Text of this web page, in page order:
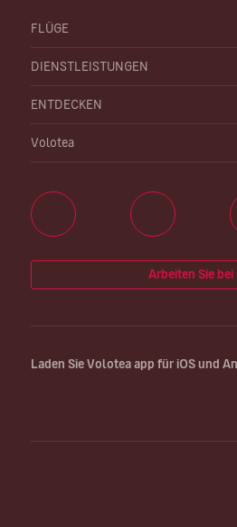
FLÜGE
DIENSTLEISTUNGEN
ENTDECKEN
Volotea
Arbeiten Sie bei
Laden Sie Volotea app für iOS und